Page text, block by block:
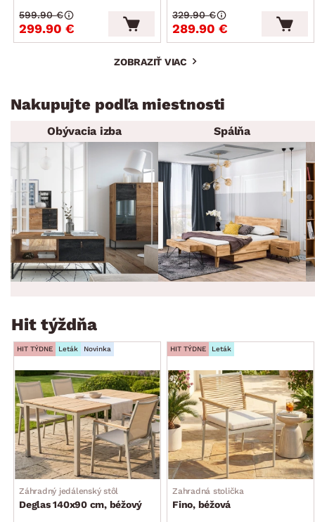
299.90 €
599.90 €
289.90 €
329.90 €
ZOBRAZIŤ VIAC
Nakupujte podľa miestnosti
Obývacia izba Spálňa
Hit týždňa
HIT TÝDNE Leták Novinka
Záhradný jedálenský stôl
Deglas 140x90 cm, béžový
HIT TÝDNE Leták
Zahradná stolička
Fino, béžová